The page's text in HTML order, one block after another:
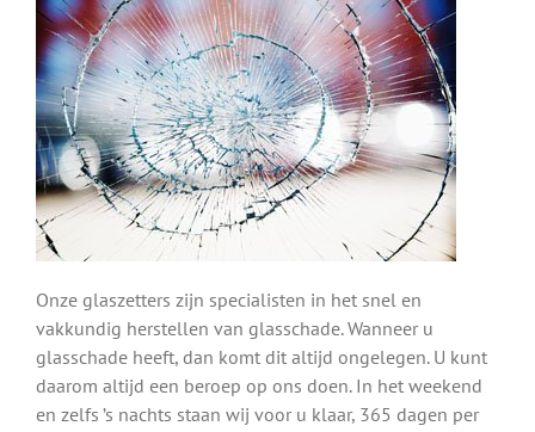
Onze glaszetters zijn specialisten in het snel en
vakkundig herstellen van glasschade. Wanneer u
glasschade heeft, dan komt dit altijd ongelegen. U kunt
daarom altijd een beroep op ons doen. In het weekend
en zelfs ’s nachts staan wij voor u klaar, 365 dagen per